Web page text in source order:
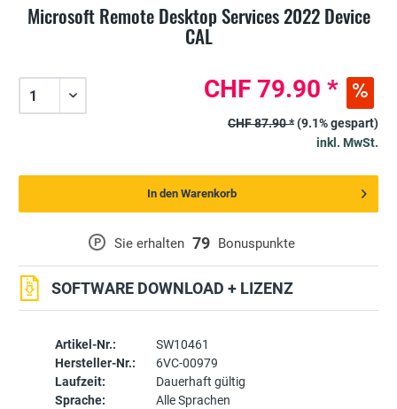
Microsoft Remote Desktop Services 2022 Device
CAL
Artikel-Nr.:
SW10461
Hersteller-Nr.:
6VC-00979
Laufzeit:
Dauerhaft gültig
Sprache:
Alle Sprachen
P Sie erhalten 79 Bonuspunkte
SOFTWARE DOWNLOAD + LIZENZ
CHF 79.90 *
CHF 87.90 *(9.1% gespart)
inkl. MwSt.
In den Warenkorb